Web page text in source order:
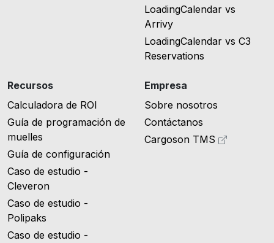
LoadingCalendar vs
Arrivy
LoadingCalendar vs C3
Reservations
Recursos
Calculadora de ROI
Guía de programación de
muelles
Guía de configuración
Caso de estudio -
Cleveron
Caso de estudio -
Polipaks
Caso de estudio -
Empresa
Sobre nosotros
Contáctanos
Cargoson TMS